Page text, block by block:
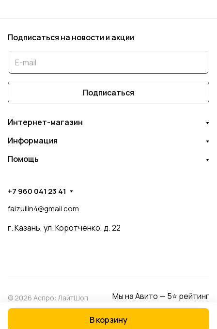
В корзину
Подписаться на новости и акции
Подписаться
Интернет-магазин
Информация
Помощь
+7 960 041 23 41
faizullin4@gmail.com
г. Казань, ул. Коротченко, д. 22
© 2026 Аспро: ЛайтШоп Мы на Авито — 5⭐ рейтинг
Оферта